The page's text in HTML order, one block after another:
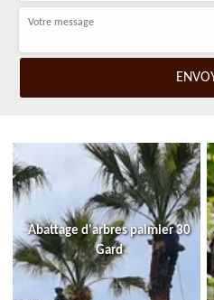
Abattage d'arbres palmier 30
Gard